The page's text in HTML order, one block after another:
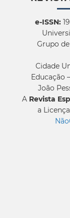
e-ISSN:
Grupo
Cidade
Educação
João
A Revista
a